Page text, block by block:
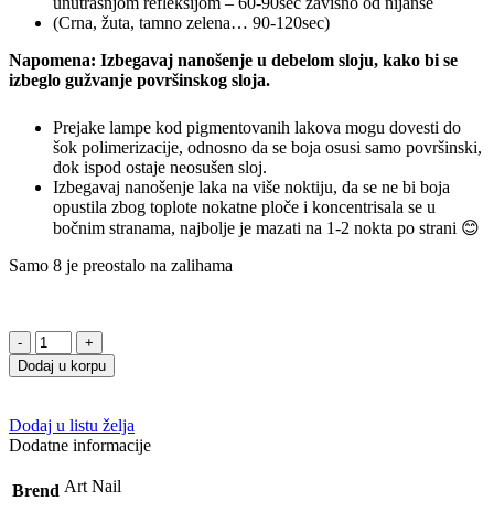
(Crna, žuta, tamno zelena… 90-120sec)
Napomena: Izbegavaj nanošenje u debelom sloju, kako bi se
izbeglo gužvanje površinskog sloja.
Prejake lampe kod pigmentovanih lakova mogu dovesti do
šok polimerizacije, odnosno da se boja osusi samo površinski,
dok ispod ostaje neosušen sloj.
Izbegavaj nanošenje laka na više noktiju, da se ne bi boja
opustila zbog toplote nokatne ploče i koncentrisala se u
bočnim stranama, najbolje je mazati na 1-2 nokta po strani 😊
Samo 8 je preostalo na zalihama
Dodaj u korpu
Dodaj u listu želja
Dodatne informacije
Brend Art Nail